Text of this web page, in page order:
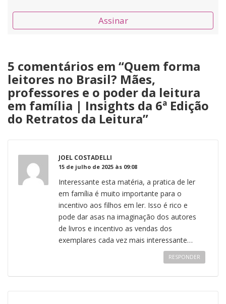
Assinar
5 comentários em “Quem forma
leitores no Brasil? Mães,
professores e o poder da leitura
em família | Insights da 6ª Edição
do Retratos da Leitura”
JOEL COSTADELLI
15 de julho de 2025 às 09:08
Interessante esta matéria, a pratica de ler
em família é muito importante para o
incentivo aos filhos em ler. Isso é rico e
pode dar asas na imaginação dos autores
de livros e incentivo as vendas dos
exemplares cada vez mais interessante…
RESPONDER